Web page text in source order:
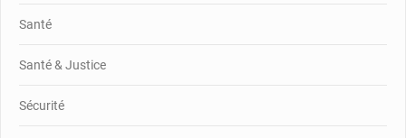
Santé
Santé & Justice
Sécurité